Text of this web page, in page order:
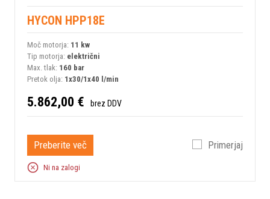
HYCON HPP18E
Moč motorja: 11 kw
Tip motorja: električni
Max. tlak: 160 bar
Pretok olja: 1x30/1x40 l/min
5.862,00 € brez DDV
Preberite več Primerjaj
Ni na zalogi